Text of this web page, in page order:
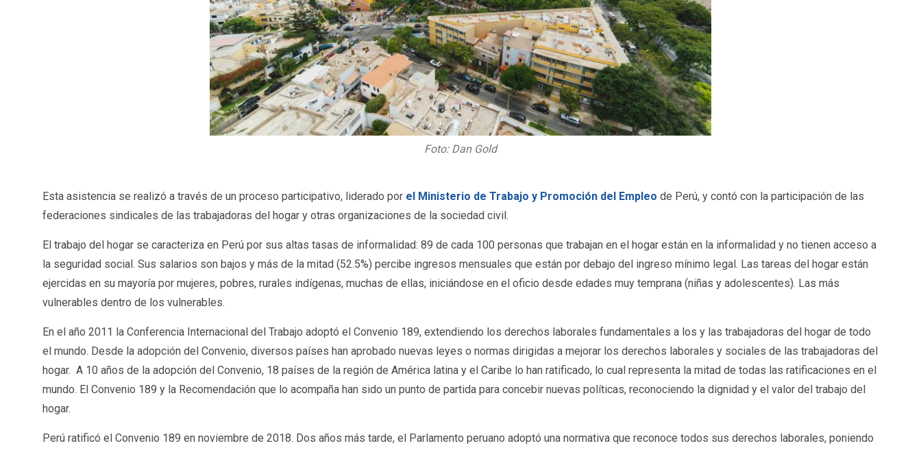
Foto: Dan Gold
Esta asistencia se realizó a través de un proceso participativo, liderado por el Ministerio de Trabajo y Promoción del Empleo de Perú, y contó con la participación de las
federaciones sindicales de las trabajadoras del hogar y otras organizaciones de la sociedad civil.
El trabajo del hogar se caracteriza en Perú por sus altas tasas de informalidad: 89 de cada 100 personas que trabajan en el hogar están en la informalidad y no tienen acceso a
la seguridad social. Sus salarios son bajos y más de la mitad (52.5%) percibe ingresos mensuales que están por debajo del ingreso mínimo legal. Las tareas del hogar están
ejercidas en su mayoría por mujeres, pobres, rurales indígenas, muchas de ellas, iniciándose en el oficio desde edades muy temprana (niñas y adolescentes). Las más
vulnerables dentro de los vulnerables.
En el año 2011 la Conferencia Internacional del Trabajo adoptó el Convenio 189, extendiendo los derechos laborales fundamentales a los y las trabajadoras del hogar de todo
el mundo. Desde la adopción del Convenio, diversos países han aprobado nuevas leyes o normas dirigidas a mejorar los derechos laborales y sociales de las trabajadoras del
hogar. A 10 años de la adopción del Convenio, 18 países de la región de América latina y el Caribe lo han ratificado, lo cual representa la mitad de todas las ratificaciones en el
mundo. El Convenio 189 y la Recomendación que lo acompaña han sido un punto de partida para concebir nuevas políticas, reconociendo la dignidad y el valor del trabajo del
hogar.
Perú ratificó el Convenio 189 en noviembre de 2018. Dos años más tarde, el Parlamento peruano adoptó una normativa que reconoce todos sus derechos laborales, poniendo